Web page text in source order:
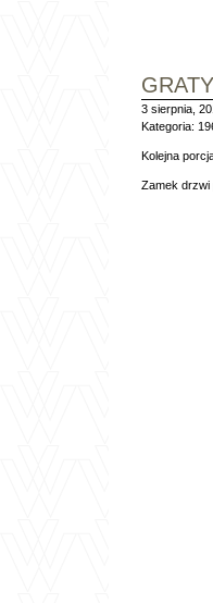
GRATY
3 sierpnia,
Kategoria:
Kolejna
Zamek drzwi